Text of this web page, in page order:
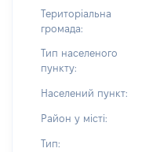
Територіальна
громада:
Тип населеного
пункту:
Населений пункт:
Район у місті:
Тип: